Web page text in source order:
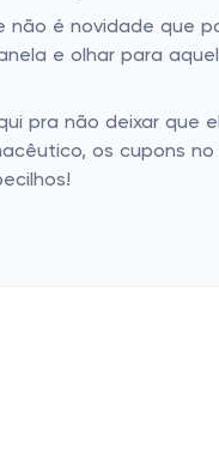
é novidade que
e olhar para
pra não deixar que
os cupons